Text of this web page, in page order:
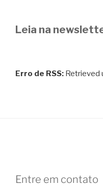
Leia na
Erro de RSS: Retrieved
Entre em contato